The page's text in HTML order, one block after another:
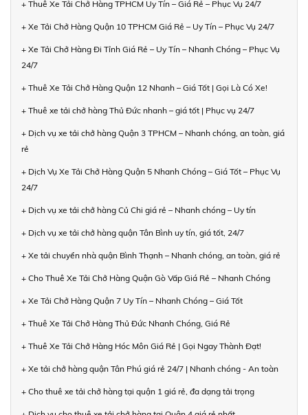
+ Thuê Xe Tải Chở Hàng TPHCM Uy Tín – Giá Rẻ – Phục Vụ 24/7
+ Xe Tải Chở Hàng Quận 10 TPHCM Giá Rẻ – Uy Tín – Phục Vụ 24/7
+ Xe Tải Chở Hàng Đi Tỉnh Giá Rẻ – Uy Tín – Nhanh Chóng – Phục Vụ
24/7
+ Thuê Xe Tải Chở Hàng Quận 12 Nhanh – Giá Tốt | Gọi Là Có Xe!
+ Thuê xe tải chở hàng Thủ Đức nhanh – giá tốt | Phục vụ 24/7
+ Dịch vụ xe tải chở hàng Quận 3 TPHCM – Nhanh chóng, an toàn, giá
rẻ
+ Dịch Vụ Xe Tải Chở Hàng Quận 5 Nhanh Chóng – Giá Tốt – Phục Vụ
24/7
+ Dịch vụ xe tải chở hàng Củ Chi giá rẻ – Nhanh chóng – Uy tín
+ Dịch vụ xe tải chở hàng quận Tân Bình uy tín, giá tốt, 24/7
+ Xe tải chuyển nhà quận Bình Thạnh – Nhanh chóng, an toàn, giá rẻ
+ Cho Thuê Xe Tải Chở Hàng Quận Gò Vấp Giá Rẻ – Nhanh Chóng
+ Xe Tải Chở Hàng Quận 7 Uy Tín – Nhanh Chóng – Giá Tốt
+ Thuê Xe Tải Chở Hàng Thủ Đức Nhanh Chóng, Giá Rẻ
+ Thuê Xe Tải Chở Hàng Hóc Môn Giá Rẻ | Gọi Ngay Thành Đạt!
+ Xe tải chở hàng quận Tân Phú giá rẻ 24/7 | Nhanh chóng - An toàn
+ Cho thuê xe tải chở hàng tại quận 1 giá rẻ, đa dạng tải trọng